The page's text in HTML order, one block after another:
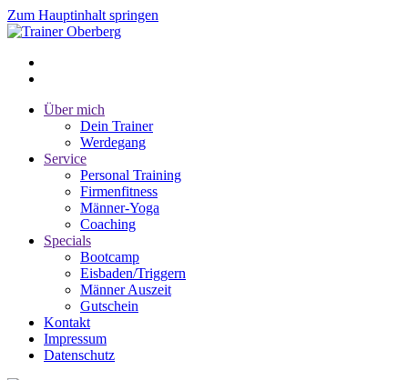
Zum Hauptinhalt springen
Über mich
Dein Trainer
Werdegang
Service
Personal Training
Firmenfitness
Männer-Yoga
Coaching
Specials
Bootcamp
Eisbaden/Triggern
Männer Auszeit
Gutschein
Kontakt
Impressum
Datenschutz